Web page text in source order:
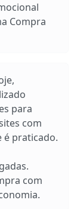
Compra
para
com
é praticado.
com